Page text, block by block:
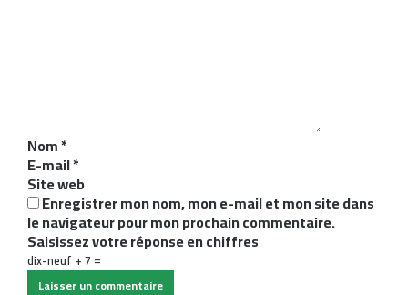
i
r
e
*
Nom*
E-mail*
Site web
Enregistrer mon nom, mon e-mail et mon site dans
le navigateur pour mon prochain commentaire.
Saisissez votre réponse en chiffres
dix-neuf + 7 =